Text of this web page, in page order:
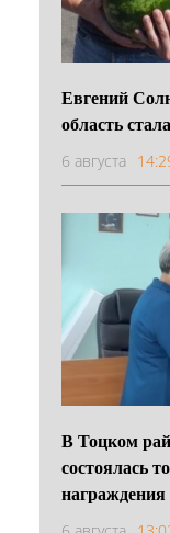
Евгений
область
6 августа
В Тоцком
состоялась